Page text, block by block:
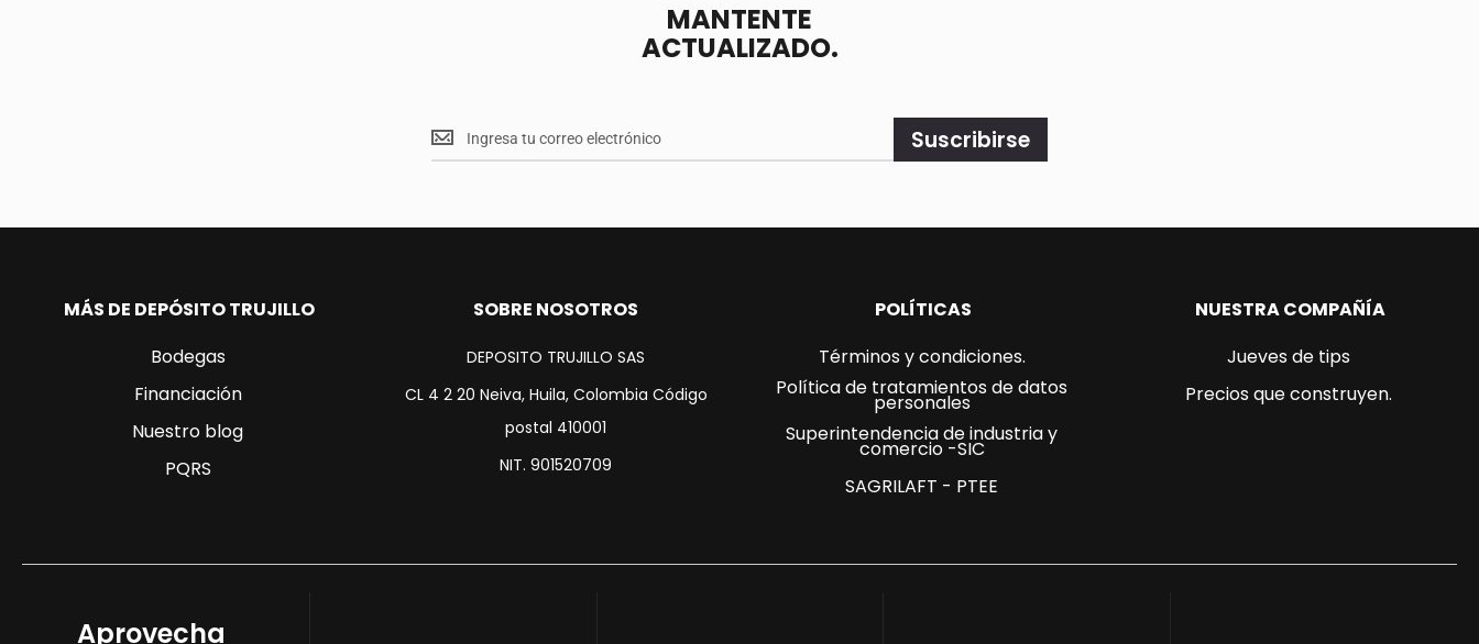
MANTENTE
ACTUALIZADO.
Mantente
<br>
Suscribirse
MÁS DE DEPÓSITO TRUJILLO
Bodegas
Financiación
Nuestro blog
PQRS
SOBRE NOSOTROS
DEPOSITO TRUJILLO SAS
CL 4 2 20 Neiva, Huila, Colombia Código
postal 410001
NIT. 901520709
POLÍTICAS
Términos y condiciones.
Política de tratamientos de datos
personales
Superintendencia de industria y
comercio -SIC
SAGRILAFT - PTEE
NUESTRA COMPAÑÍA
Jueves de tips
Precios que construyen.
Aprovecha